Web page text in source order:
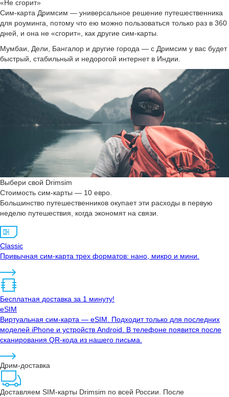
«Не сгорит»
Сим-карта Дримсим — универсальное решение путешественника
для роуминга, потому что ею можно пользоваться только раз в 360
дней, и она не «сгорит», как другие сим-карты.
Мумбаи, Дели, Бангалор и другие города — с Дримсим у вас будет
быстрый, стабильный и недорогой интернет в Индии.
Выбери свой Drimsim
Стоимость сим-карты — 10 евро.
Большинство путешественников окупает эти расходы в первую
неделю путешествия, когда экономят на связи.
Classic
Привычная сим-карта трех форматов: нано, микро и мини.
Бесплатная доставка за 1 минуту!
eSIM
Виртуальная сим-карта — eSIM. Подходит только для последних
моделей iPhone и устройств Android. В телефоне появится после
сканирования QR-кода из нашего письма.
Дрим-доставка
Доставляем SIM-карты Drimsim по всей России. После